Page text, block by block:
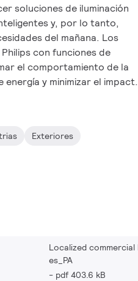
soluciones de iluminación
y, por lo tanto,
del mañana. Los
con funciones de
el comportamiento de la
energía y minimizar el
todas las diferentes
de Philips. Crear la
nunca ha sido tan fácil.
Exteriores
Localized
es_PA
pdf 403.6 kB